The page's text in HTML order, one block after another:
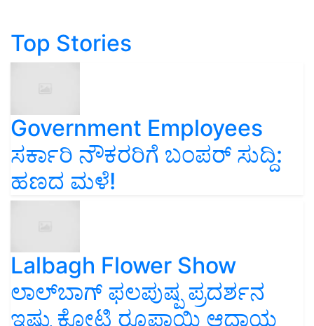
Top Stories
Government Employees
ಸರ್ಕಾರಿ ನೌಕರರಿಗೆ ಬಂಪರ್‌ ಸುದ್ದಿ:
ಹಣದ ಮಳೆ!
Lalbagh Flower Show
ಲಾಲ್‌ಬಾಗ್ ಫಲಪುಷ್ಪ ಪ್ರದರ್ಶನ
ಇಷ್ಟು ಕೋಟಿ ರೂಪಾಯಿ ಆದಾಯ